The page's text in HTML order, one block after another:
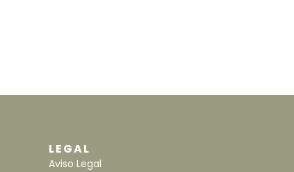
LEGAL
Aviso Legal